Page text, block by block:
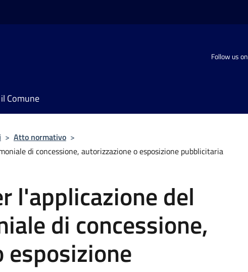
Follow us on
Comune
> Atto normativo >
di concessione, autorizzazione o esposizione pubblicitaria
l'applicazione del
di concessione,